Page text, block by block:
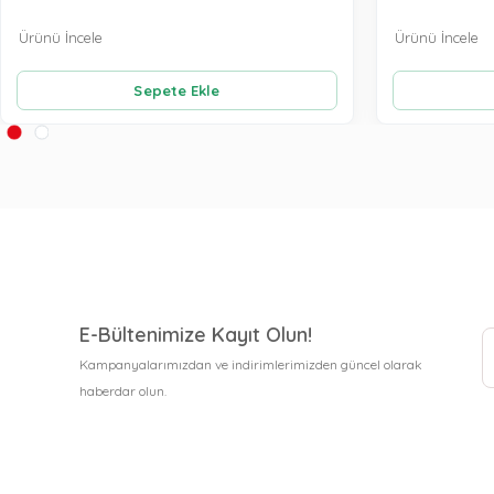
Sepete Ekle
Ürünü İncele Ürünü İncele
E-Bültenimize Kayıt Olun!
Kampanyalarımızdan ve indirimlerimizden güncel olarak
haberdar olun.